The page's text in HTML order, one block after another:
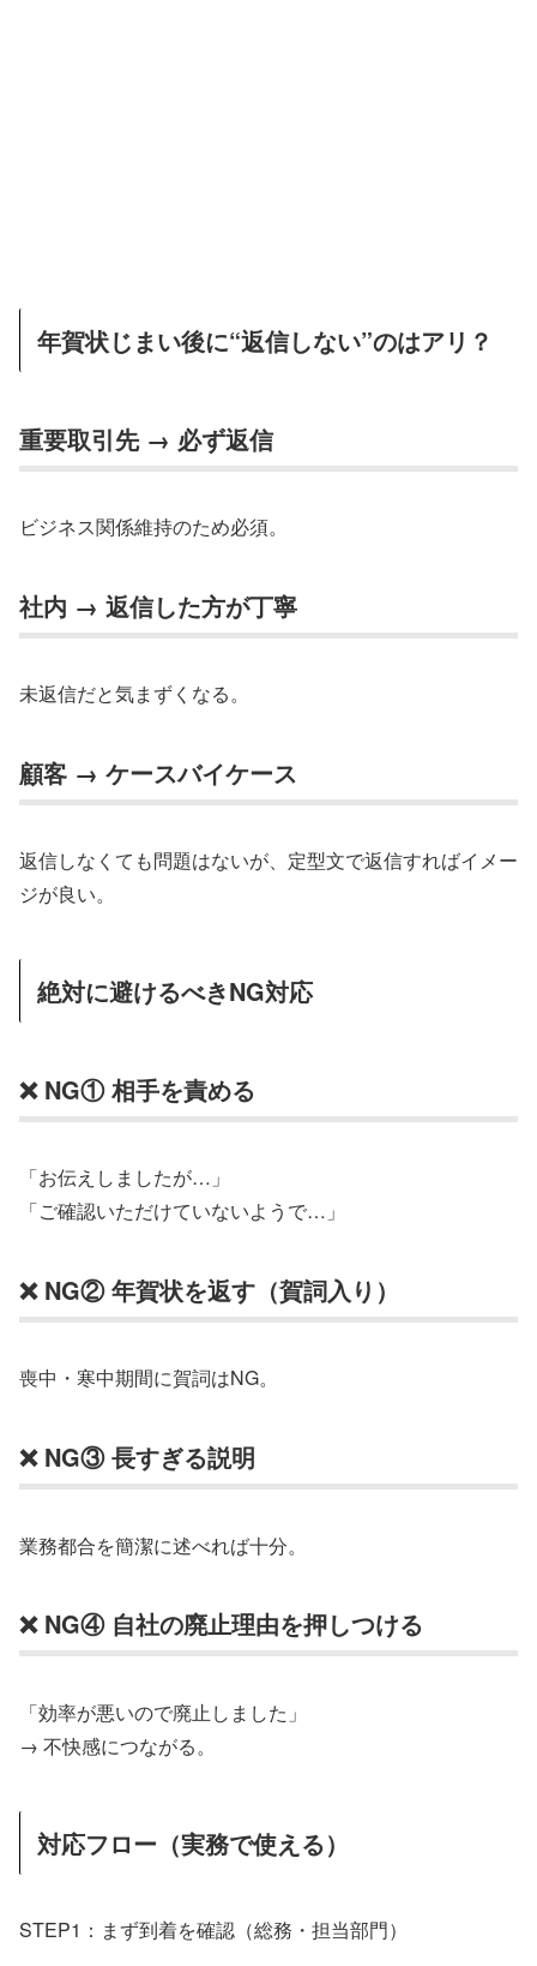
年賀状じまい後に“返信しない”のはアリ？
重要取引先 → 必ず返信
ビジネス関係維持のため必須。
社内 → 返信した方が丁寧
未返信だと気まずくなる。
顧客 → ケースバイケース
返信しなくても問題はないが、定型文で返信すればイメー
ジが良い。
絶対に避けるべきNG対応
❌ NG① 相手を責める
「お伝えしましたが…」
「ご確認いただけていないようで…」
❌ NG② 年賀状を返す（賀詞入り）
喪中・寒中期間に賀詞はNG。
❌ NG③ 長すぎる説明
業務都合を簡潔に述べれば十分。
❌ NG④ 自社の廃止理由を押しつける
「効率が悪いので廃止しました」
→ 不快感につながる。
対応フロー（実務で使える）
STEP1：まず到着を確認（総務・担当部門）